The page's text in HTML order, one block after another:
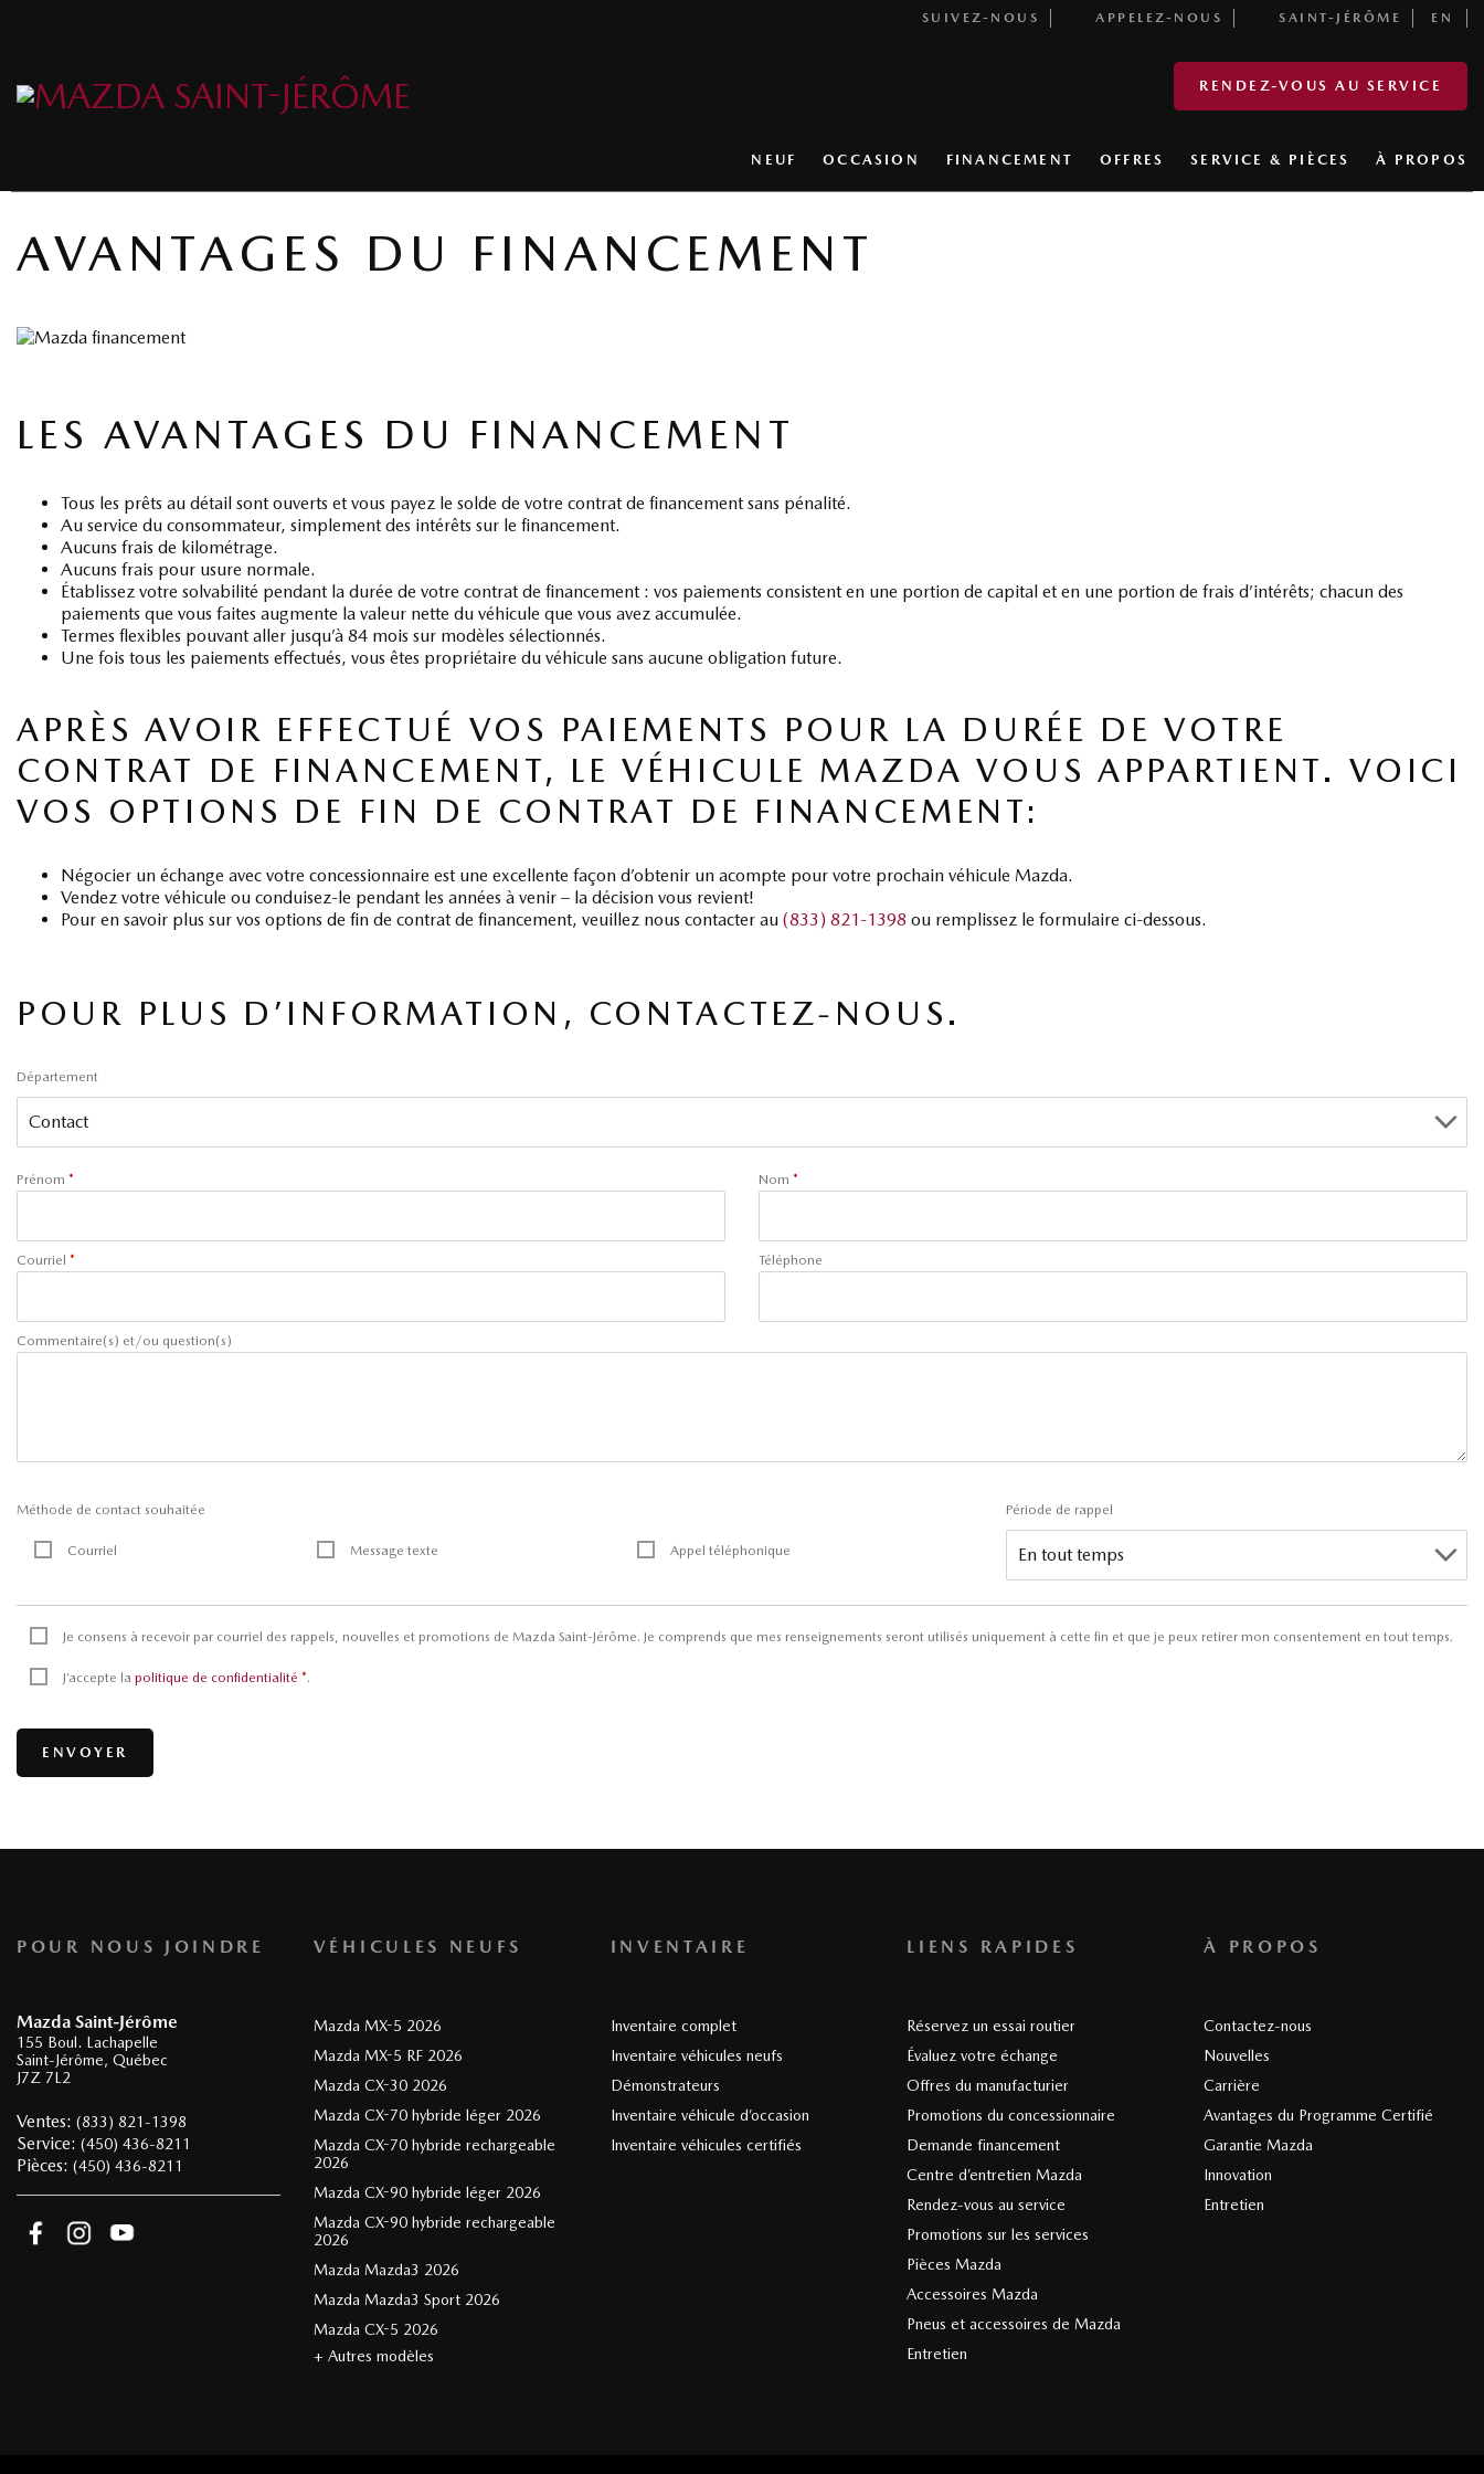
SUIVEZ-NOUS APPELEZ-NOUS SAINT-JÉRÔME EN
RENDEZ-VOUS AU SERVICE
NEUF OCCASION FINANCEMENT OFFRES SERVICE & PIÈCES À PROPOS
AVANTAGES DU FINANCEMENT
LES AVANTAGES DU FINANCEMENT
Tous les prêts au détail sont ouverts et vous payez le solde de votre contrat de financement sans pénalité.
Au service du consommateur, simplement des intérêts sur le financement.
Aucuns frais de kilométrage.
Aucuns frais pour usure normale.
Établissez votre solvabilité pendant la durée de votre contrat de financement : vos paiements consistent en une portion de capital et en une portion de frais d’intérêts; chacun des
paiements que vous faites augmente la valeur nette du véhicule que vous avez accumulée.
Termes flexibles pouvant aller jusqu’à 84 mois sur modèles sélectionnés.
Une fois tous les paiements effectués, vous êtes propriétaire du véhicule sans aucune obligation future.
APRÈS AVOIR EFFECTUÉ VOS PAIEMENTS POUR LA DURÉE DE VOTRE
CONTRAT DE FINANCEMENT, LE VÉHICULE MAZDA VOUS APPARTIENT. VOICI
VOS OPTIONS DE FIN DE CONTRAT DE FINANCEMENT:
Négocier un échange avec votre concessionnaire est une excellente façon d’obtenir un acompte pour votre prochain véhicule Mazda.
Vendez votre véhicule ou conduisez-le pendant les années à venir – la décision vous revient!
Pour en savoir plus sur vos options de fin de contrat de financement, veuillez nous contacter au (833) 821-1398 ou remplissez le formulaire ci-dessous.
POUR PLUS D’INFORMATION, CONTACTEZ-NOUS.
Département
Prénom * Nom *
Courriel * Téléphone
Commentaire(s) et/ou question(s)
Méthode de contact souhaitée
Courriel Message texte Appel téléphonique
Période de rappel
Je consens à recevoir par courriel des rappels, nouvelles et promotions de Mazda Saint-Jérôme. Je comprends que mes renseignements seront utilisés uniquement à cette fin et que je peux retirer mon consentement en tout temps.
J’accepte la politique de confidentialité *.
POUR NOUS JOINDRE
Mazda Saint-Jérôme
155 Boul. Lachapelle
Saint-Jérôme, Québec
J7Z 7L2
Ventes: (833) 821-1398
Service: (450) 436-8211
Pièces: (450) 436-8211
VÉHICULES NEUFS
Mazda MX-5 2026
Mazda MX-5 RF 2026
Mazda CX-30 2026
Mazda CX-70 hybride léger 2026
Mazda CX-70 hybride rechargeable
2026
Mazda CX-90 hybride léger 2026
Mazda CX-90 hybride rechargeable
2026
Mazda Mazda3 2026
Mazda Mazda3 Sport 2026
Mazda CX-5 2026
+ Autres modèles
INVENTAIRE
Inventaire complet
Inventaire véhicules neufs
Démonstrateurs
Inventaire véhicule d’occasion
Inventaire véhicules certifiés
LIENS RAPIDES
Réservez un essai routier
Évaluez votre échange
Offres du manufacturier
Promotions du concessionnaire
Demande financement
Centre d’entretien Mazda
Rendez-vous au service
Promotions sur les services
Pièces Mazda
Accessoires Mazda
Pneus et accessoires de Mazda
Entretien
À PROPOS
Contactez-nous
Nouvelles
Carrière
Avantages du Programme Certifié
Garantie Mazda
Innovation
Entretien